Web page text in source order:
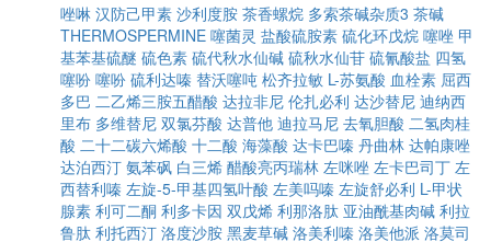
唑啉 汉防己甲素 沙利度胺 茶香螺烷 多索茶碱杂质3 茶碱
THERMOSPERMINE 噻菌灵 盐酸硫胺素 硫化环戊烷 噻唑 甲
基苯基硫醚 硫色素 硫代秋水仙碱 硫秋水仙苷 硫氰酸盐 四氢
噻吩 噻吩 硫利达嗪 替沃噻吨 松齐拉敏 L-苏氨酸 血栓素 屈西
多巴 二乙烯三胺五醋酸 达拉非尼 伦扎必利 达沙替尼 迪纳西
里布 多维替尼 双氯芬酸 达普他 迪拉马尼 去氧胆酸 二氢肉桂
酸 二十二碳六烯酸 十二酸 海藻酸 达卡巴嗪 丹曲林 达帕康唑
达泊西汀 氨苯砜 白三烯 醋酸亮丙瑞林 左咪唑 左卡巴司丁 左
西替利嗪 左旋-5-甲基四氢叶酸 左美吗嗪 左旋舒必利 L-甲状
腺素 利可二酮 利多卡因 双戊烯 利那洛肽 亚油酰基肉碱 利拉
鲁肽 利托西汀 洛度沙胺 黑麦草碱 洛美利嗪 洛美他派 洛莫司